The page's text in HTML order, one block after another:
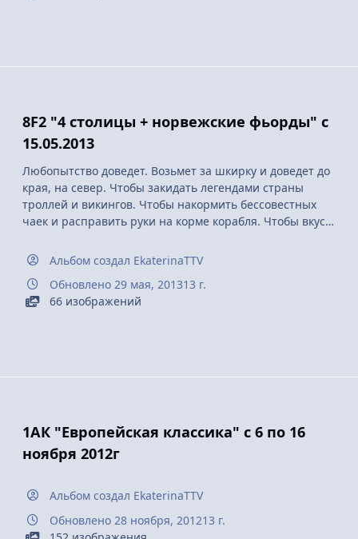
8F2 "4 столицы + норвежские фьорды" с
15.05.2013
Любопытство доведет. Возьмет за шкирку и доведет до
края, на север. Чтобы закидать легендами страны
троллей и викингов. Чтобы накормить бессовестных
чаек и расправить руки на корме корабля. Чтобы вкус
и посыпать мечтами о пешеходных тропах с
рюкзачком. Чтоб склонить голову перед величаем гор,
мощью рек и красотой водопадов. Прыгнуть в лето без
парашюта, нырнуть в тоннели без ума, скатиться в
Альбом создал EkaterinaTTV
Обновлено 29 мая, 201313 г.
66 изображений
1АК "Европейская классика" с 6 по 16
ноября 2012г
Альбом создал EkaterinaTTV
Обновлено 28 ноября, 201213 г.